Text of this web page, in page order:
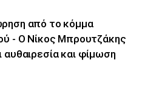
από το κόμμα
- Ο Νίκος Μπρουτζάκης
αυθαιρεσία και φίμωση